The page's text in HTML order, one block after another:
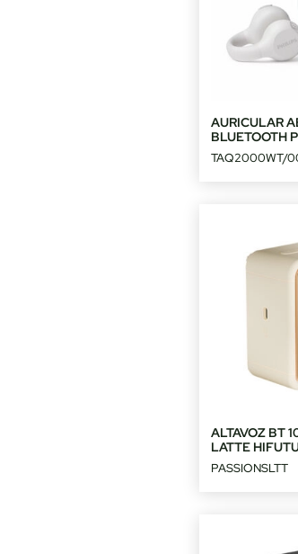
AURICULAR
BLUETOOTH
TAQ2000WT/
ALTAVOZ BT
LATTE
PASSIONSLTT